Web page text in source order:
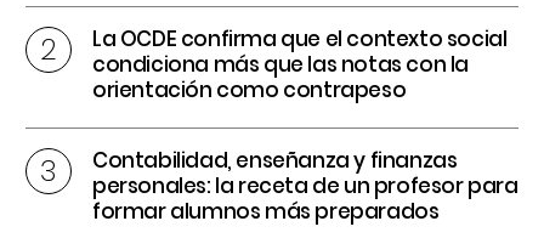
La OCDE confirma que el contexto social
condiciona más que las notas con la
orientación como contrapeso
Contabilidad, enseñanza y finanzas
personales: la receta de un profesor para
formar alumnos más preparados